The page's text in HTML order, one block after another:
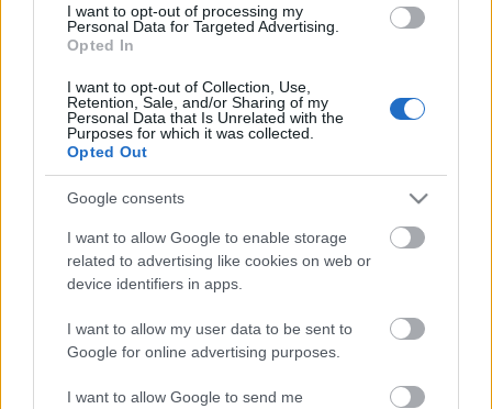
I want to opt-out of processing my
Personal Data for Targeted Advertising.
Opted In
I want to opt-out of Collection, Use,
Retention, Sale, and/or Sharing of my
Personal Data that Is Unrelated with the
Purposes for which it was collected.
Opted Out
Google consents
I want to allow Google to enable storage
related to advertising like cookies on web or
device identifiers in apps.
I want to allow my user data to be sent to
Google for online advertising purposes.
I want to allow Google to send me
Μητσοτάκης: «Ο Ε65
είναι η απάντηση στην
ερώτηση πού
πηγαίνουν τα λεφτά
Ανάκαμψης»
Ποιος είναι ο
Αυτοκινητόδρομος
Κοντογεώργης: